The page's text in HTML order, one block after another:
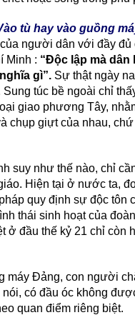
tù hay vào guồng
người dân với đầy
Minh : “Ðộc lập mà
gì”.Sự thật ngày
túc bề ngoài chỉ
giao phương Tây,
chụp giựt của nhau,
suy như thế nào, chỉ
Hiện tại ở nước ta,
quy định sự độc
thái sinh hoạt của
ở đầu thế kỷ 21 chỉ còn
máy Ðảng, con người
có đầu óc không
quan điểm riêng biệt.